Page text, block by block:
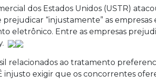
dos Estados Unidos (USTR)
“injustamente” as empresas
eletrônico. Entre as empresas
relacionados ao tratamento
injusto exigir que os concorrentes